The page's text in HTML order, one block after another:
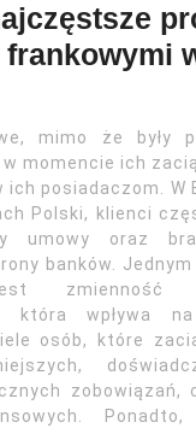
mimo że były
momencie ich
posiadaczom. W
Polski, klienci
umowy oraz
banków.
zmienność
która wpływa
osób, które
zobowiązań,